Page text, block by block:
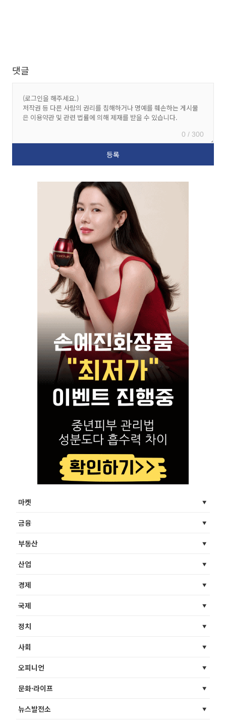
댓글
0 / 300
마켓
금융
부동산
산업
경제
국제
정치
사회
오피니언
문화·라이프
뉴스발전소